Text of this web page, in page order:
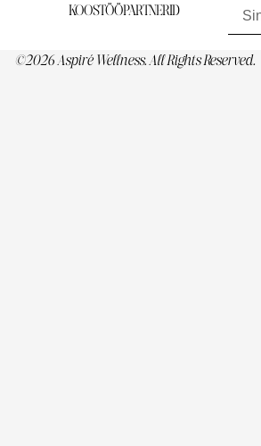
KOOSTÖÖPARTNERID
©2026 Aspiré Wellness. All Rights Reserved.